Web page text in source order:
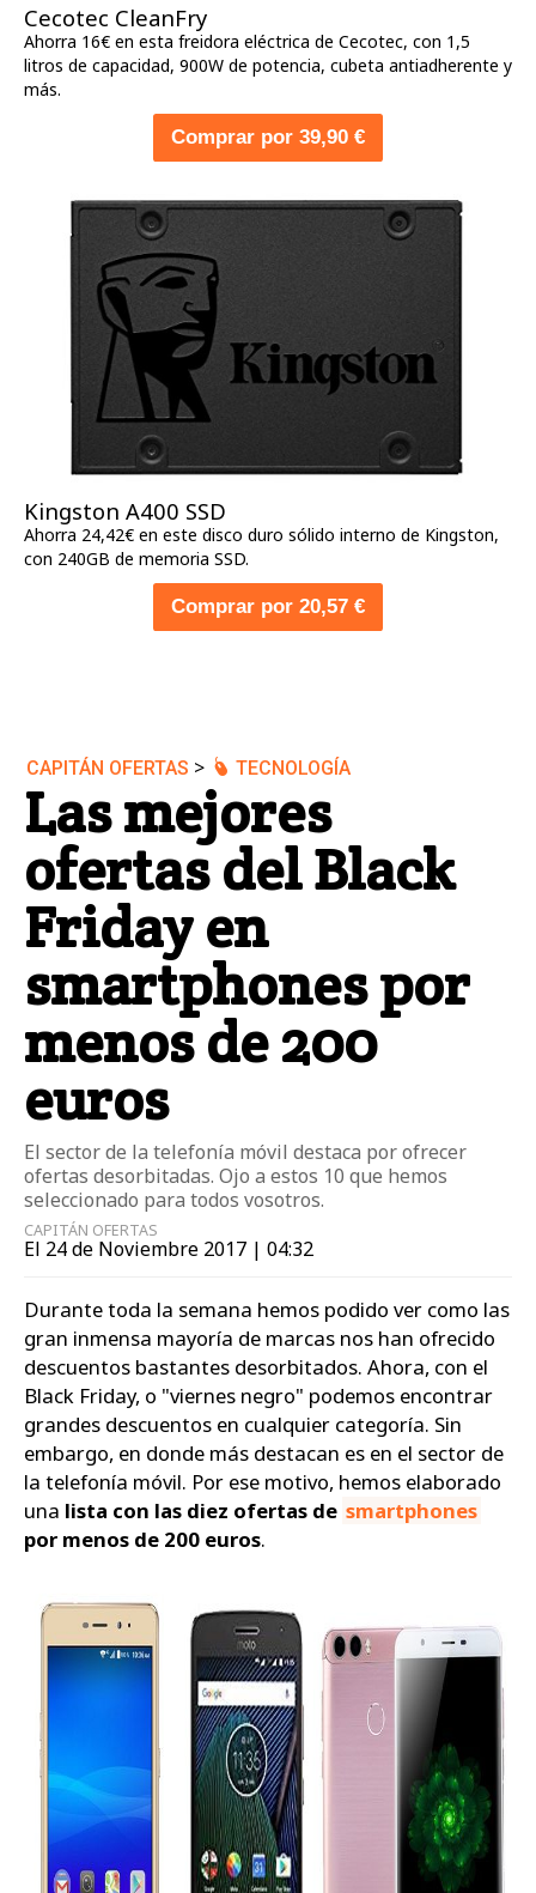
Cecotec CleanFry
Ahorra 16€ en esta freidora eléctrica de Cecotec, con 1,5
litros de capacidad, 900W de potencia, cubeta antiadherente y
más.
Comprar por 39,90 €
Kingston A400 SSD
Ahorra 24,42€ en este disco duro sólido interno de Kingston,
con 240GB de memoria SSD.
Comprar por 20,57 €
CAPITÁN OFERTAS > TECNOLOGÍA
Las mejores
ofertas del Black
Friday en
smartphones por
menos de 200
euros
El sector de la telefonía móvil destaca por ofrecer
ofertas desorbitadas. Ojo a estos 10 que hemos
seleccionado para todos vosotros.
CAPITÁN OFERTAS
El 24 de Noviembre 2017 | 04:32
Durante toda la semana hemos podido ver como las
gran inmensa mayoría de marcas nos han ofrecido
descuentos bastantes desorbitados. Ahora, con el
Black Friday, o "viernes negro" podemos encontrar
grandes descuentos en cualquier categoría. Sin
embargo, en donde más destacan es en el sector de
la telefonía móvil. Por ese motivo, hemos elaborado
una lista con las diez ofertas de smartphones
por menos de 200 euros.